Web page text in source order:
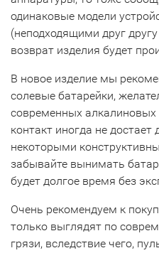
одинаковые модели
(неподходящими друг
возврат изделия будет
В новое изделие мы
солевые батарейки,
современных алкалиновых
контакт иногда не достает
некоторыми
забывайте вынимать
будет долгое время без
Очень рекомендуем к
только выглядят по
грязи, вследствие чего,